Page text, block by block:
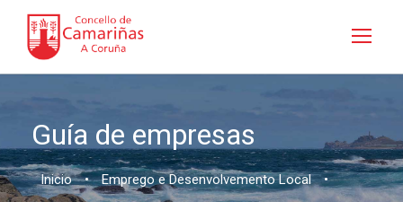
Guía de empresas
Inicio • Emprego e Desenvolvemento Local •